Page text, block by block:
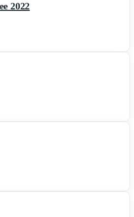
2022